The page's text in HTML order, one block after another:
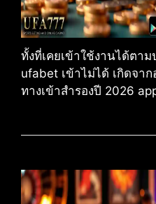
ทั้งที่เคยเข้าใช้งานได้ตา
ufabet เข้าไม่ได้ เกิดจา
ทางเข้าสำรองปี 2026